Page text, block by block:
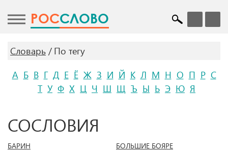
POCСЛОВО
Словарь
По тегу
А Б В Г Д Е Ё Ж З И Й К Л М Н О П Р С
Т У Ф Х Ц Ч Ш Щ Ъ Ы Ь Э Ю Я
СОСЛОВИЯ
БАРИН
БОЛЬШИЕ БОЯРЕ